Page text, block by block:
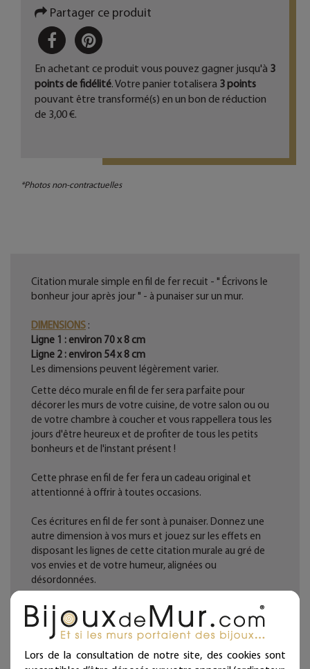
Partager ce produit
PARTAGERPINTEREST
En achetant ce produit vous pouvez gagner jusqu'à 3
points de fidélité. Votre panier totalisera 3points
pouvant être transformé(s) en un bon de réduction
de 3,00 €.
*Photos non-contractuelles
Citation murale simple en fil de fer recuit - " Écrivons le
bonheur jour après jour " - à punaiser sur un mur.
DIMENSIONS :
Ligne 1 : environ 70 x 8 cm
Ligne 2 : environ 54 x 8 cm
Les dimensions peuvent légèrement varier.
Cette déco murale en fil de fer sera parfaite pour
décorer les murs de votre cuisine, de votre salon ou ou
de votre chambre à coucher et vous rappellera tous les
jours d'être heureux et de profiter de tous les petits
bonheurs et de l'instant présent !
Cette phrase en fil de fer fera un cadeau original et
attentionné à offrir à toutes occasions.
Ces écritures en fil de fer sont à punaiser. Donnez une
autre dimension à vos murs et jouez sur les effets en
disposant les lignes de cette citation murale au gré de
vos envies et de votre humeur, alignées ou
désordonnées.
Décoration d'intérieur en fil de fer recuit noir façonnée à
la main dans notre atelier.
Fabrication française. Artisanat d'art.
Lors de la consultation de notre site, des cookies sont